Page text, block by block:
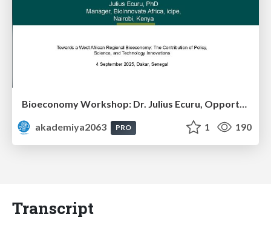
Bioeconomy Workshop: Dr. Julius Ecuru, Opportunities for a Bioeconomy in West Africa
akademiya2063
PRO 1 190
Transcript